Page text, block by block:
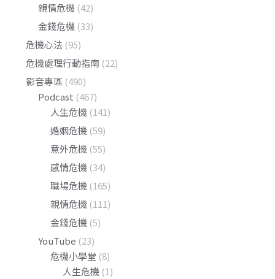
親情危機 (42)
金錢危機 (33)
危機心法 (95)
危機處理行動指南 (22)
影音專區 (490)
Podcast (467)
人生危機 (141)
婚姻危機 (59)
意外危機 (55)
感情危機 (34)
職場危機 (165)
親情危機 (111)
金錢危機 (5)
YouTube (23)
危機小學堂 (8)
人生危機 (1)